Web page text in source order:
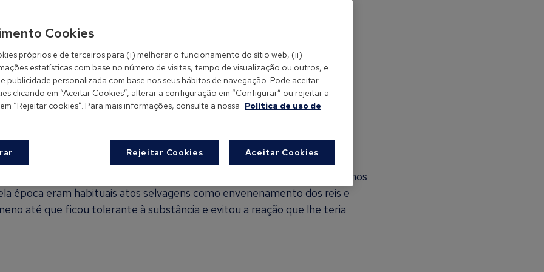
tarde se descobriria como processo de imunização. Pois bem, falamos
época eram habituais atos selvagens como envenenamento dos reis e
até que ficou tolerante à substância e evitou a reação que lhe teria
Cookies
próprios e de terceiros para (i) melhorar o funcionamento do sítio web, (ii)
estatísticas com base no número de visitas, tempo de visualização ou outros, e
publicidade personalizada com base nos seus hábitos de navegação. Pode aceitar
clicando em “Aceitar Cookies”, alterar a configuração em “Configurar” ou rejeitar a
“Rejeitar cookies”. Para mais informações, consulte a nossa Política de uso de
Rejeitar Cookies Aceitar Cookies